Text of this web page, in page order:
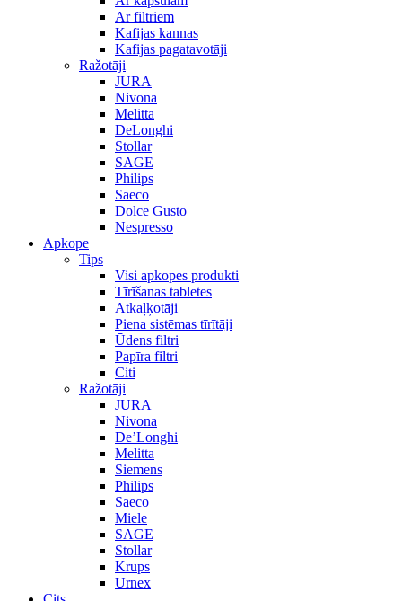
Ar filtriem
Kafijas kannas
Kafijas pagatavotāji
Ražotāji
JURA
Nivona
Melitta
DeLonghi
Stollar
SAGE
Philips
Saeco
Dolce Gusto
Nespresso
Apkope
Tips
Visi apkopes produkti
Tīrīšanas tabletes
Atkaļķotāji
Piena sistēmas tīrītāji
Ūdens filtri
Papīra filtri
Citi
Ražotāji
JURA
Nivona
De’Longhi
Melitta
Siemens
Philips
Saeco
Miele
SAGE
Stollar
Krups
Urnex